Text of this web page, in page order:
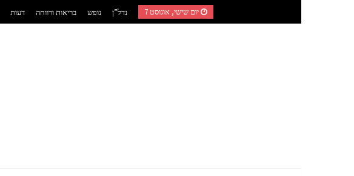
יום שישי, אוגוסט 7 נדל”ן נופש בריאות ורווחה דעות